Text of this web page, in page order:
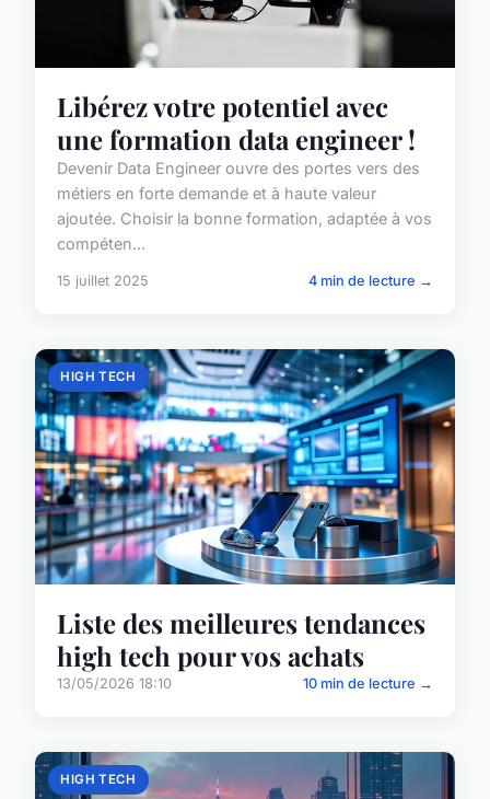
Libérez votre potentiel avec
une formation data engineer !
Devenir Data Engineer ouvre des portes vers des
métiers en forte demande et à haute valeur
ajoutée. Choisir la bonne formation, adaptée à vos
compéten...
15 juillet 2025 4 min de lecture →
HIGH TECH
Liste des meilleures tendances
high tech pour vos achats
13/05/2026 18:10 10 min de lecture →
HIGH TECH